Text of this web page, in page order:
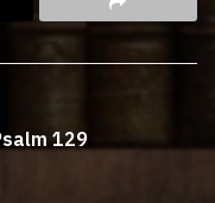
129